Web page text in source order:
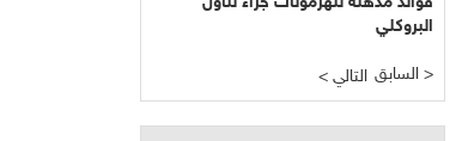
البروكلي
< التالي السابق >